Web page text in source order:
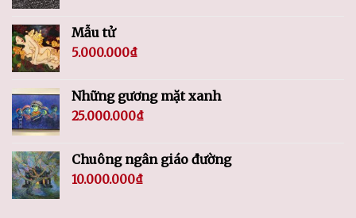
Mẫu tử
5.000.000₫
Những gương mặt xanh
25.000.000₫
Chuông ngân giáo đường
10.000.000₫